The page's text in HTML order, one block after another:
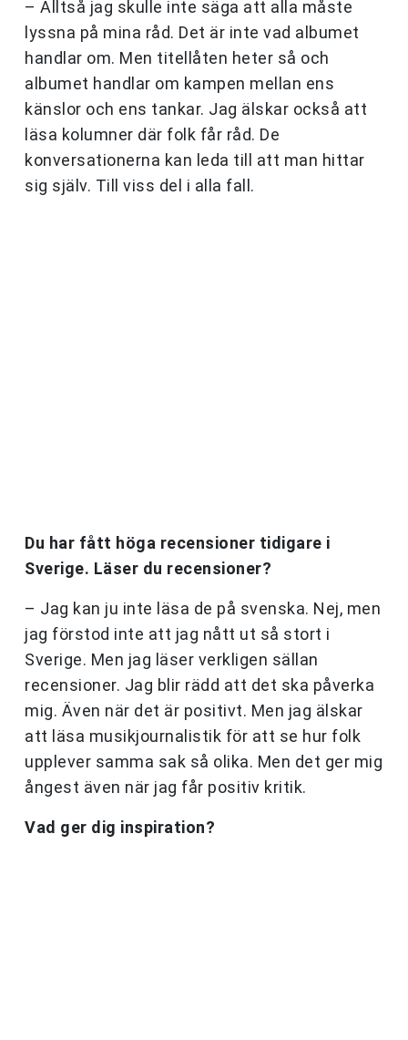
– Alltså jag skulle inte säga att alla måste
lyssna på mina råd. Det är inte vad albumet
handlar om. Men titellåten heter så och
albumet handlar om kampen mellan ens
känslor och ens tankar. Jag älskar också att
läsa kolumner där folk får råd. De
konversationerna kan leda till att man hittar
sig själv. Till viss del i alla fall.
Du har fått höga recensioner tidigare i
Sverige. Läser du recensioner?
– Jag kan ju inte läsa de på svenska. Nej, men
jag förstod inte att jag nått ut så stort i
Sverige. Men jag läser verkligen sällan
recensioner. Jag blir rädd att det ska påverka
mig. Även när det är positivt. Men jag älskar
att läsa musikjournalistik för att se hur folk
upplever samma sak så olika. Men det ger mig
ångest även när jag får positiv kritik.
Vad ger dig inspiration?